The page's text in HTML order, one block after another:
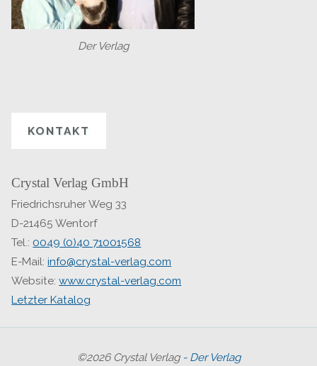
Der Verlag
KONTAKT
Crystal Verlag GmbH
Friedrichsruher Weg 33
D-21465 Wentorf
Tel.: 0049 (0)40 71001568
E-Mail:info@crystal-verlag.com
Website:www.crystal-verlag.com
Letzter Katalog
©2026 Crystal Verlag - Der Verlag